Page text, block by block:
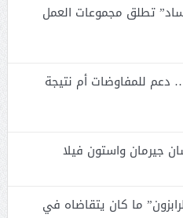
تطلق مجموعات العمل
للمفاوضات أم نتيجة
جيرمان واستون فيلا
ما كان يتقاضاه في